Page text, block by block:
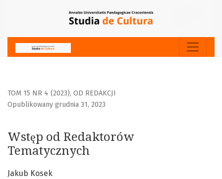
TOM 15 NR 4 (2023), OD REDAKCJI
Wstęp od Redaktorów
Tematycznych
Opublikowany grudnia 31, 2023
Jakub Kosek